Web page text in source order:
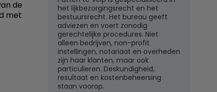
de
met
het lijkbezorgingsrecht en het
bestuursrecht. Het bureau geeft
adviezen en voert zonodig
gerechtelijke procedures. Niet
alleen bedrijven, non-profit
instellingen, notariaat en overheden
zijn haar klanten, maar ook
particulieren. Deskundigheid,
resultaat en kostenbeheersing
staan voorop.